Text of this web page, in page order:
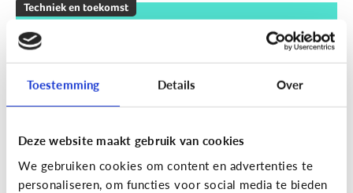
Toestemming Details Over
Deze website maakt gebruik van cookies
We gebruiken cookies om content en advertenties te
personaliseren, om functies voor social media te bieden
Techniek en toekomst
Wat zijn smart devices?